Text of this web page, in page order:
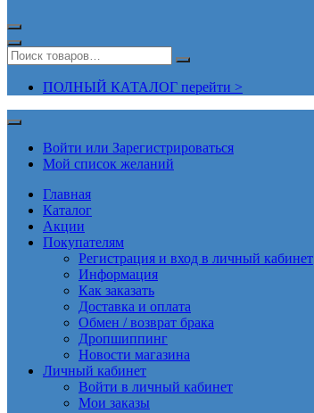
ПОЛНЫЙ КАТАЛОГ перейти >
Войти или Зарегистрироваться
Мой список желаний
Главная
Каталог
Акции
Покупателям
Регистрация и вход в личный кабинет
Информация
Как заказать
Доставка и оплата
Обмен / возврат брака
Дропшиппинг
Новости магазина
Личный кабинет
Войти в личный кабинет
Мои заказы